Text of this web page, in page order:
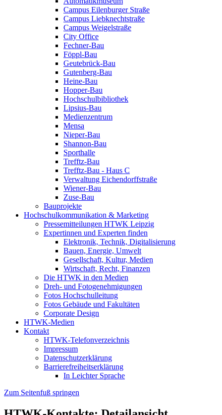
Campus Eilenburger Straße
Campus Liebknechtstraße
Campus Weigelstraße
City Office
Fechner-Bau
Föppl-Bau
Geutebrück-Bau
Gutenberg-Bau
Heine-Bau
Hopper-Bau
Hochschulbibliothek
Lipsius-Bau
Medienzentrum
Mensa
Nieper-Bau
Shannon-Bau
Sporthalle
Trefftz-Bau
Trefftz-Bau - Haus C
Verwaltung Eichendorffstraße
Wiener-Bau
Zuse-Bau
Bauprojekte
Hochschulkommunikation & Marketing
Pressemitteilungen HTWK Leipzig
Expertinnen und Experten finden
Elektronik, Technik, Digitalisierung
Bauen, Energie, Umwelt
Gesellschaft, Kultur, Medien
Wirtschaft, Recht, Finanzen
Die HTWK in den Medien
Dreh- und Fotogenehmigungen
Fotos Hochschulleitung
Fotos Gebäude und Fakultäten
Corporate Design
HTWK-Medien
Kontakt
HTWK-Telefonverzeichnis
Impressum
Datenschutzerklärung
Barrierefreiheitserklärung
In Leichter Sprache
Zum Seitenfuß springen